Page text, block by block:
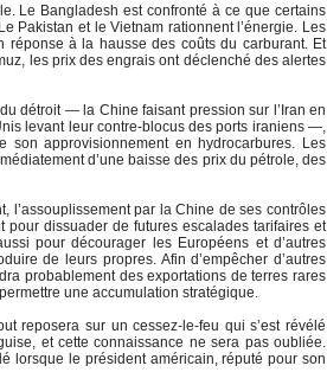
Le Bangladesh est confronté à ce que certains
Pakistan et le Vietnam rationnent l’énergie. Les
réponse à la hausse des coûts du carburant. Et
les prix des engrais ont déclenché des alertes
détroit — la Chine faisant pression sur l’Iran en
levant leur contre-blocus des ports iraniens —,
son approvisionnement en hydrocarbures. Les
d’une baisse des prix du pétrole, des
l’assouplissement par la Chine de ses contrôles
pour dissuader de futures escalades tarifaires et
pour décourager les Européens et d’autres
de leurs propres. Afin d’empêcher d’autres
probablement des exportations de terres rares
une accumulation stratégique.
reposera sur un cessez-le-feu qui s’est révélé
et cette connaissance ne sera pas oubliée.
lorsque le président américain, réputé pour son